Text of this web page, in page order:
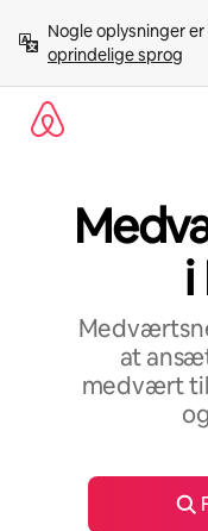
videre
indhold
Nogle oplysninger
oprindelige sprog
i
at
medvært til